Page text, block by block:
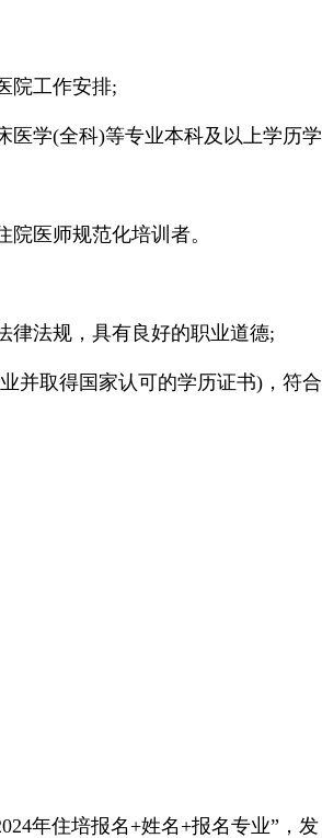
院工作安排;
医学(全科)等专业本科及以上学历学
医师规范化培训者。
律法规，具有良好的职业道德;
并取得国家认可的学历证书)，符合
年住培报名+姓名+报名专业”，发